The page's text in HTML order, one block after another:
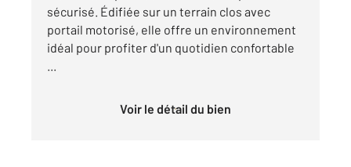
sécurisé. Édifiée sur un terrain clos avec
portail motorisé, elle offre un environnement
idéal pour profiter d'un quotidien confortable
...
Voir le détail du bien